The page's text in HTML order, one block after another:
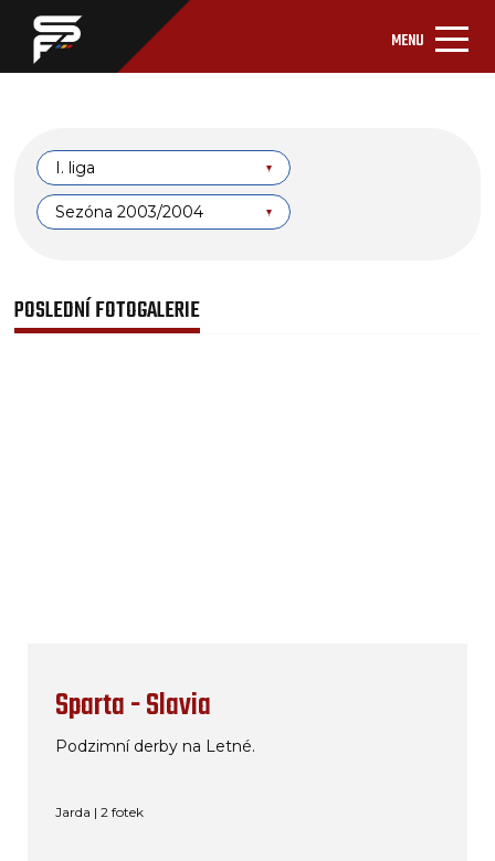
MENU
I. liga
Sezóna 2003/2004
POSLEDNÍ FOTOGALERIE
Sparta - Slavia
Podzimní derby na Letné.
Jarda | 2 fotek